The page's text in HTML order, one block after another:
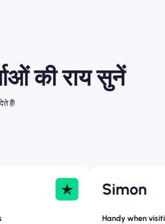
की राय सुनें
हैं!
Simon
Handy when